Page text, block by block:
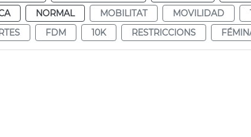
NORMAL MOBILITAT MOVILIDAD
FDM 10K RESTRICCIONS